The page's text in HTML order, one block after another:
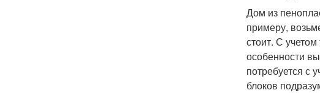
Дом из
примеру,
стоит. С
особенности
потребуется с
блоков